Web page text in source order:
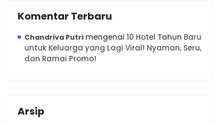
Komentar Terbaru
Chandriva Putri mengenai 10 Hotel Tahun Baru
untuk Keluarga yang Lagi Viral! Nyaman, Seru,
dan Ramai Promo!
Arsip